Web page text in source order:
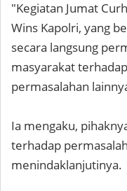
"Kegiatan Jumat
Wins Kapolri, yang
secara langsung
masyarakat
permasalahan
Ia mengaku,
terhadap
menindaklanjutinya.